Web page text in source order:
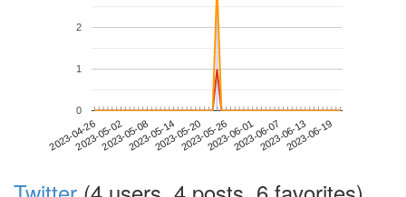
2023-04-262023-05-022023-05-082023-05-142023-05-202023-05-262023-06-012023-06-072023-06-132023-06-19
0
1
2